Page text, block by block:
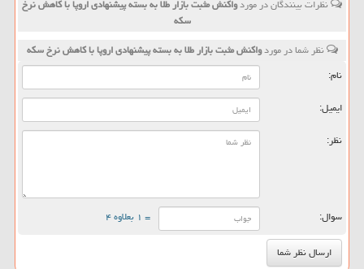
نظرات بینندگان در موردواكنش مثبت بازار طلا به بسته پیشنهادی اروپا با كاهش نرخ
سكه
نظر شما در موردواكنش مثبت بازار طلا به بسته پیشنهادی اروپا با كاهش نرخ سكه
نام:
ایمیل:
نظر:
سوال: = ۱ بعلاوه ۴